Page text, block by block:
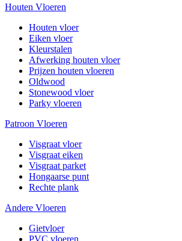
Houten Vloeren
Houten vloer
Eiken vloer
Kleurstalen
Afwerking houten vloer
Prijzen houten vloeren
Oldwood
Stonewood vloer
Parky vloeren
Patroon Vloeren
Visgraat vloer
Visgraat eiken
Visgraat parket
Hongaarse punt
Rechte plank
Andere Vloeren
Gietvloer
PVC vloeren